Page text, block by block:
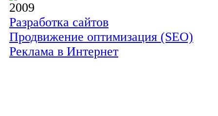
2009
Разработка сайтов
Продвижение оптимизация (SEO)
Реклама в Интернет